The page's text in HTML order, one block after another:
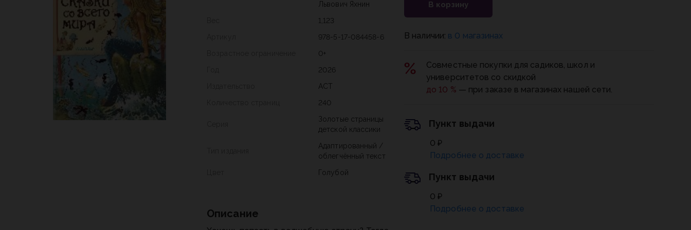
Львович Яхнин
1,123
978-5-17-084458-6
0+
2026
АСТ
240
Золотые страницы
детской классики
Адаптированный /
облегчённый текст
Голубой
Описание
В корзину
В наличии: в 0 магазинах
Совместные покупки для садиков, школ и
университетов со скидкой
до 10 % — при заказе в магазинах нашей сети.
Пункт выдачи
0 ₽
Подробнее о доставке
Пункт выдачи
0 ₽
Подробнее о доставке